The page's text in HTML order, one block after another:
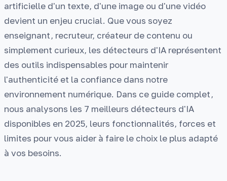
artificielle d'un texte, d'une image ou d'une vidéo
devient un enjeu crucial. Que vous soyez
enseignant, recruteur, créateur de contenu ou
simplement curieux, les détecteurs d'IA représentent
des outils indispensables pour maintenir
l'authenticité et la confiance dans notre
environnement numérique. Dans ce guide complet,
nous analysons les 7 meilleurs détecteurs d'IA
disponibles en 2025, leurs fonctionnalités, forces et
limites pour vous aider à faire le choix le plus adapté
à vos besoins.